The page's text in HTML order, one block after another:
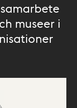
museer i